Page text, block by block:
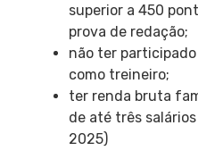
superior a 450
prova de redação;
não ter
como treineiro;
ter renda bruta
de até três
2025)